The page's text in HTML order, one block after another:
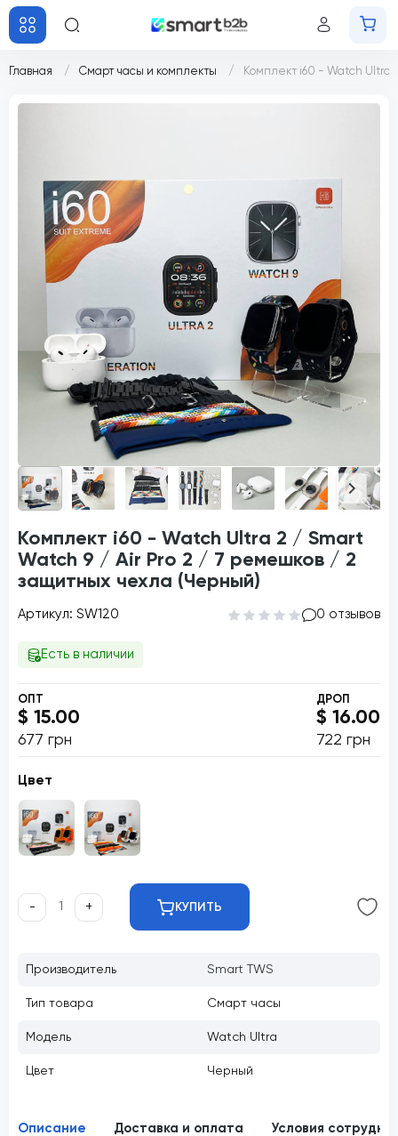
Главная Смарт часы и комплекты Комплект i60 - Watch Ultra
Комплект i60 - Watch Ultra 2 / Smart
Watch 9 / Air Pro 2 / 7 ремешков / 2
защитных чехла (Черный)
Артикул: SW120 0 отзывов
Есть в наличии
ОПТ
$ 15.00
677 грн
ДРОП
$ 16.00
722 грн
Цвет
- + КУПИТЬ
Производитель Smart TWS
Тип товара Смарт часы
Модель Watch Ultra
Цвет Черный
Описание Доставка и оплата Условия